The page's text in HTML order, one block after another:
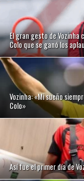
El gran gesto de Vozinha
Colo que se ganó los
Vozinha: «Mi sueño
Colo»
Así fue el primer día de